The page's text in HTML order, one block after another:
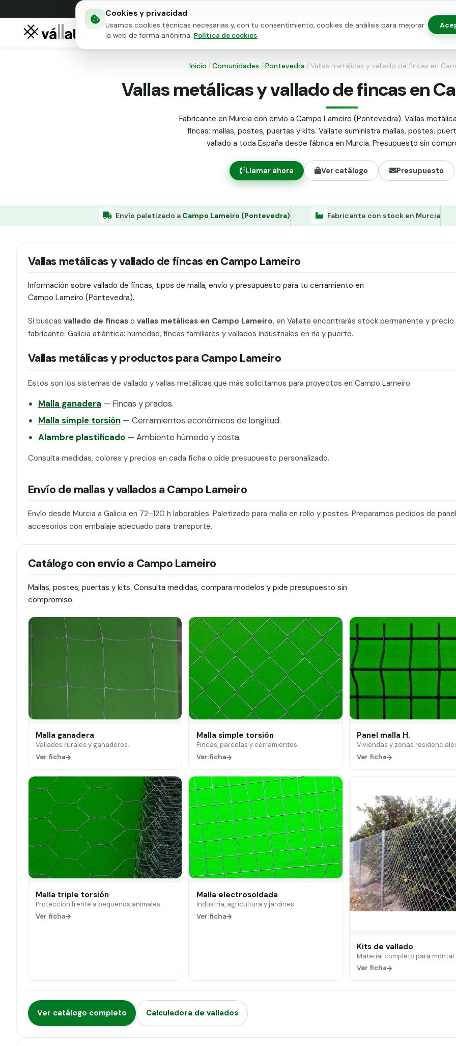
Cookies y privacidad
Usamos cookies técnicas necesarias y, con tu consentimiento, cookies de análisis para mejorar
la web de forma anónima. Política de cookies
Mallas metálicas
Puertas para vallado
Inicio /Comunidades /Pontevedra /Vallas metálicas y vallado de fincas en
Vallas metálicas y vallado de fincas en
Fabricante en Murcia con envío a Campo Lameiro (Pontevedra). Vallas
fincas: mallas, postes, puertas y kits. Vallate suministra mallas, postes,
vallado a toda España desde fábrica en Murcia. Presupuesto sin
Llamar ahora Ver catálogo Presupuesto
Envío paletizado a Campo Lameiro (Pontevedra) Fabricante con stock en Murcia
Vallas metálicas y vallado de fincas en Campo Lameiro
Información sobre vallado de fincas, tipos de malla, envío y presupuesto para tu cerramiento en
Campo Lameiro (Pontevedra).
Si buscas vallado de fincaso vallas metálicas en Campo Lameiro, en Vallate encontrarás stock permanente y precio
fabricante. Galicia atlántica: humedad, fincas familiares y vallados industriales en ría y puerto.
Vallas metálicas y productos para Campo Lameiro
Estos son los sistemas de vallado y vallas metálicas que más solicitamos para proyectos en Campo Lameiro:
Malla ganadera — Fincas y prados.
Malla simple torsión— Cerramientos económicos de longitud.
Alambre plastificado— Ambiente húmedo y costa.
Consulta medidas, colores y precios en cada ficha o pide presupuesto personalizado.
Envío de mallas y vallados a Campo Lameiro
Envío desde Murcia a Galicia en 72–120 h laborables. Paletizado para malla en rollo y postes. Preparamos pedidos de
accesorios con embalaje adecuado para transporte.
Catálogo con envío a Campo Lameiro
Mallas, postes, puertas y kits. Consulta medidas, compara modelos y pide presupuesto sin
compromiso.
Malla ganadera
Vallados rurales y ganaderos.
Ver ficha
Malla simple torsión
Fincas, parcelas y cerramientos.
Ver ficha
Panel malla H.
Viviendas y zonas
Ver ficha
Malla triple torsión
Protección frente a pequeños animales.
Ver ficha
Malla electrosoldada
Industria, agricultura y jardines.
Ver ficha
Kits de vallado
Material completo para montar.
Ver ficha
Ver catálogo completo Calculadora de vallados